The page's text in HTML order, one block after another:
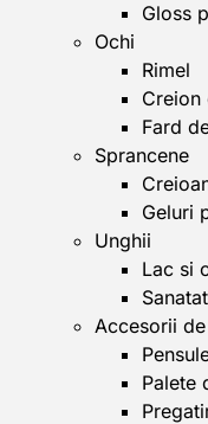
Gloss
Ochi
Rimel
Creion
Fard
Sprancene
Geluri
Unghii
Lac si
Accesorii
Palete